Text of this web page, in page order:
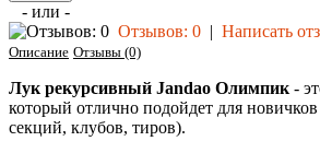
- или -
Отзывов: 0 | Написать
Описание Отзывы (0)
Лук рекурсивный Jandao Олимпик -
который отлично подойдет для
секций, клубов, тиров).